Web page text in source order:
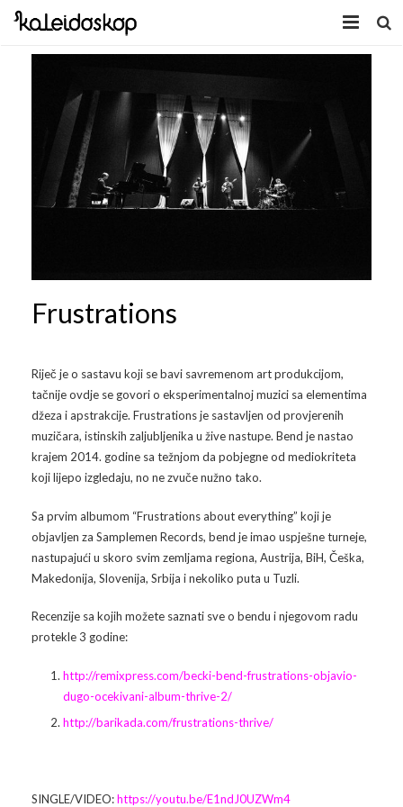
Novosti
Program
Izložbe/Performans
Video
Video 2010.
Video 2011
Video 2012
Video 2013
Video 2014
Video 2016
Video 2017
Video 2018
Galerija 2009
Galerija 2010
Galerija 2011
Galerija 2012
Galerija 2013
Galerija 2015
Galerija 2016
Galerija 2017
Facebook
Arhiva
Kontakt
Frustrations
Riječ je o sastavu koji se bavi savremenom art produkcijom,
tačnije ovdje se govori o eksperimentalnoj muzici sa elementima
džeza i apstrakcije. Frustrations je sastavljen od provjerenih
muzičara, istinskih zaljubljenika u žive nastupe. Bend je nastao
krajem 2014. godine sa težnjom da pobjegne od mediokriteta
koji lijepo izgledaju, no ne zvuče nužno tako.
Sa prvim albumom “Frustrations about everything” koji je
objavljen za Samplemen Records, bend je imao uspješne turneje,
nastupajući u skoro svim zemljama regiona, Austrija, BiH, Češka,
Makedonija, Slovenija, Srbija i nekoliko puta u Tuzli.
Recenzije sa kojih možete saznati sve o bendu i njegovom radu
protekle 3 godine:
http://remixpress.com/becki-bend-frustrations-objavio-
dugo-ocekivani-album-thrive-2/
http://barikada.com/frustrations-thrive/
SINGLE/VIDEO:https://youtu.be/E1ndJ0UZWm4